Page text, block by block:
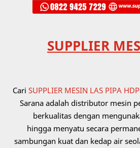
SUPPLIER
Cari SUPPLIER MESIN LAS PIPA
Sarana adalah distributor mesin
berkualitas dengan
hingga menyatu secara
sambungan kuat dan kedap air